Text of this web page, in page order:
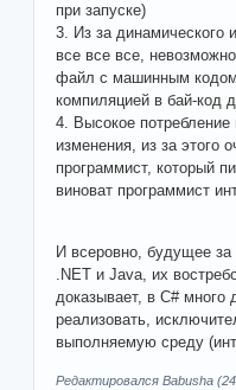
при запуске)
3. Из за динамического
все все все,
файл с машинным
компиляцией в бай-код
4. Высокое потребление
изменения, из за этого
программист, который
виноват программист
И всеровно, будущее
.NET и Java, их
доказывает, в C#
реализовать,
выполняемую среду
Редактировался Babusha